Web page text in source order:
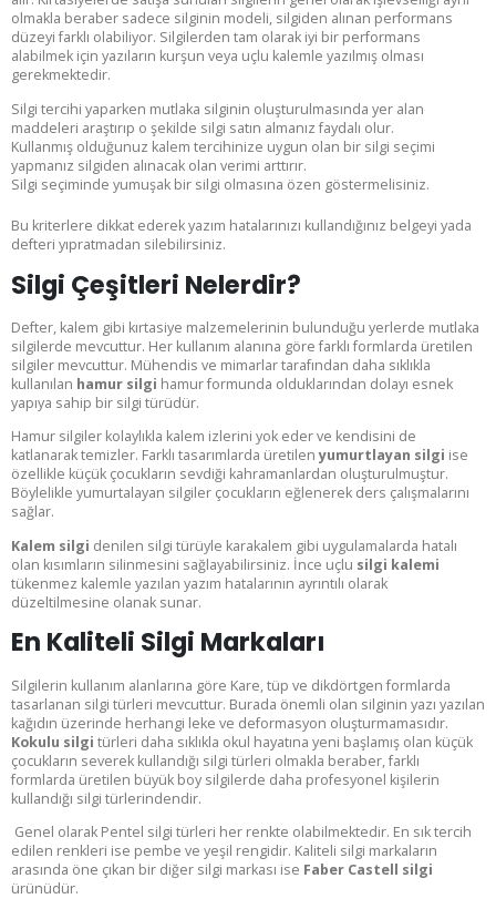
olmakla beraber sadece silginin modeli, silgiden alınan performans
düzeyi farklı olabiliyor. Silgilerden tam olarak iyi bir performans
alabilmek için yazıların kurşun veya uçlu kalemle yazılmış olması
gerekmektedir.
Silgi tercihi yaparken mutlaka silginin oluşturulmasında yer alan
maddeleri araştırıp o şekilde silgi satın almanız faydalı olur.
Kullanmış olduğunuz kalem tercihinize uygun olan bir silgi seçimi
yapmanız silgiden alınacak olan verimi arttırır.
Silgi seçiminde yumuşak bir silgi olmasına özen göstermelisiniz.
Bu kriterlere dikkat ederek yazım hatalarınızı kullandığınız belgeyi yada
defteri yıpratmadan silebilirsiniz.
Silgi Çeşitleri Nelerdir?
Defter, kalem gibi kırtasiye malzemelerinin bulunduğu yerlerde mutlaka
silgilerde mevcuttur. Her kullanım alanına göre farklı formlarda üretilen
silgiler mevcuttur. Mühendis ve mimarlar tarafından daha sıklıkla
kullanılan hamur silgi hamur formunda olduklarından dolayı esnek
yapıya sahip bir silgi türüdür.
Hamur silgiler kolaylıkla kalem izlerini yok eder ve kendisini de
katlanarak temizler. Farklı tasarımlarda üretilenyumurtlayan silgi ise
özellikle küçük çocukların sevdiği kahramanlardan oluşturulmuştur.
Böylelikle yumurtalayan silgiler çocukların eğlenerek ders çalışmalarını
sağlar.
Kalem silgi denilen silgi türüyle karakalem gibi uygulamalarda hatalı
olan kısımların silinmesini sağlayabilirsiniz. İnce uçlu silgi kalemi
tükenmez kalemle yazılan yazım hatalarının ayrıntılı olarak
düzeltilmesine olanak sunar.
En Kaliteli Silgi Markaları
Silgilerin kullanım alanlarına göre Kare, tüp ve dikdörtgen formlarda
tasarlanan silgi türleri mevcuttur. Burada önemli olan silginin yazı yazılan
kağıdın üzerinde herhangi leke ve deformasyon oluşturmamasıdır.
Kokulu silgi türleri daha sıklıkla okul hayatına yeni başlamış olan küçük
çocukların severek kullandığı silgi türleri olmakla beraber, farklı
formlarda üretilen büyük boy silgilerde daha profesyonel kişilerin
kullandığı silgi türlerindendir.
Genel olarak Pentel silgi türleri her renkte olabilmektedir. En sık tercih
edilen renkleri ise pembe ve yeşil rengidir. Kaliteli silgi markaların
arasında öne çıkan bir diğer silgi markası ise Faber Castell silgi
ürünüdür.